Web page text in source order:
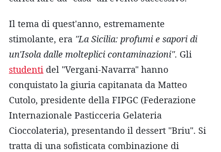
Il tema di quest'anno, estremamente
stimolante, era "La Sicilia: profumi e sapori di
un'Isola dalle molteplici contaminazioni". Gli
studenti del "Vergani-Navarra" hanno
conquistato la giuria capitanata da Matteo
Cutolo, presidente della FIPGC (Federazione
Internazionale Pasticceria Gelateria
Cioccolateria), presentando il dessert "Briu". Si
tratta di una sofisticata combinazione di